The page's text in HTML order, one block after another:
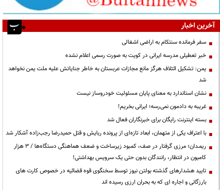
آخرین اخبار
سفر فرمانده سنتکام به اراضی اشغالی
خبر تعطیلی مدرسه ایرانی در کویت به صورت رسمی اعلام نشده
یمن: تشکیل ائتلاف هرگز مانع مجازات عربستان به خاطر جنایاتش علیه ملت یمن نخواهد
شد
نشان استاندارد به معنای پایان مسئولیت خودروساز نیست
غریبه به دادمون نمی‌رسه؛ ایرانی بخریم!
بسته اینترنت رایگان برای خبرنگاران فعال شد
با اعتراف یکی از متهمان، ابعاد تازه‌ای از پرونده ربایش و قتل حمیدرضا رجب‌زاده آشکار شد
ریمـدان؛ مرزی گرفتار در صف، کمبود زیرساخت و ضعف هماهنگی دستگاه‌ها / ۳ هزار
کامیون در انتظار، رانندگان بدون حتی یک سرویس بهداشتی!
تایید هشدارهای گذشته بولتن نیوز توسط سخنگوی قوه قضائیه در خصوص کارت های
بارزگانی و اجاره ای که به بحران ارزی رسیده اند